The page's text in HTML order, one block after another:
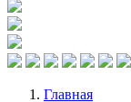
Главная